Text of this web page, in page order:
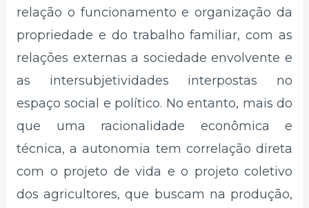
relação o funcionamento e organização da
propriedade e do trabalho familiar, com as
relações externas a sociedade envolvente e
as intersubjetividades interpostas no
espaço social e político. No entanto, mais do
que uma racionalidade econômica e
técnica, a autonomia tem correlação direta
com o projeto de vida e o projeto coletivo
dos agricultores, que buscam na produção,